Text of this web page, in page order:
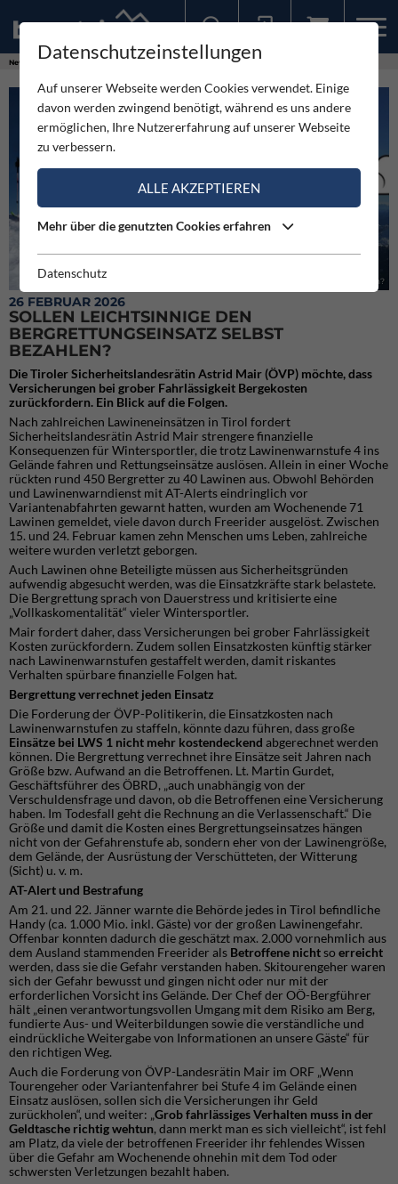
News Sollen Leichtsinnige den Bergrettungseinsatz selbst bezahlen?
Sollen Leichtsinnige den Bergrettungseinsatz selbst bezahlen?
26 FEBRUAR 2026
SOLLEN LEICHTSINNIGE DEN
BERGRETTUNGSEINSATZ SELBST
BEZAHLEN?
Die Tiroler Sicherheitslandesrätin Astrid Mair (ÖVP) möchte, dass
Versicherungen bei grober Fahrlässigkeit Bergekosten
zurückfordern. Ein Blick auf die Folgen.
Nach zahlreichen Lawineneinsätzen in Tirol fordert
Sicherheitslandesrätin Astrid Mair strengere finanzielle
Konsequenzen für Wintersportler, die trotz Lawinenwarnstufe 4 ins
Gelände fahren und Rettungseinsätze auslösen. Allein in einer Woche
rückten rund 450 Bergretter zu 40 Lawinen aus. Obwohl Behörden
und Lawinenwarndienst mit AT-Alerts eindringlich vor
Variantenabfahrten gewarnt hatten, wurden am Wochenende 71
Lawinen gemeldet, viele davon durch Freerider ausgelöst. Zwischen
15. und 24. Februar kamen zehn Menschen ums Leben, zahlreiche
weitere wurden verletzt geborgen.
Auch Lawinen ohne Beteiligte müssen aus Sicherheitsgründen
aufwendig abgesucht werden, was die Einsatzkräfte stark belastete.
Die Bergrettung sprach von Dauerstress und kritisierte eine
„Vollkaskomentalität“ vieler Wintersportler.
Mair fordert daher, dass Versicherungen bei grober Fahrlässigkeit
Kosten zurückfordern. Zudem sollen Einsatzkosten künftig stärker
nach Lawinenwarnstufen gestaffelt werden, damit riskantes
Verhalten spürbare finanzielle Folgen hat.
Bergrettung verrechnet jeden Einsatz
Die Forderung der ÖVP-Politikerin, die Einsatzkosten nach
Lawinenwarnstufen zu staffeln, könnte dazu führen, dass große
Einsätze bei LWS 1 nicht mehr kostendeckend abgerechnet werden
können. Die Bergrettung verrechnet ihre Einsätze seit Jahren nach
Größe bzw. Aufwand an die Betroffenen. Lt. Martin Gurdet,
Geschäftsführer des ÖBRD, „auch unabhängig von der
Verschuldensfrage und davon, ob die Betroffenen eine Versicherung
haben. Im Todesfall geht die Rechnung an die Verlassenschaft.“ Die
Größe und damit die Kosten eines Bergrettungseinsatzes hängen
nicht von der Gefahrenstufe ab, sondern eher von der Lawinengröße,
dem Gelände, der Ausrüstung der Verschütteten, der Witterung
(Sicht) u. v. m.
AT-Alert und Bestrafung
Am 21. und 22. Jänner warnte die Behörde jedes in Tirol befindliche
Handy (ca. 1.000 Mio. inkl. Gäste) vor der großen Lawinengefahr.
Offenbar konnten dadurch die geschätzt max. 2.000 vornehmlich aus
dem Ausland stammenden Freerider als Betroffene nichtso erreicht
werden, dass sie die Gefahr verstanden haben. Skitourengeher waren
sich der Gefahr bewusst und gingen nicht oder nur mit der
erforderlichen Vorsicht ins Gelände. Der Chef der OÖ-Bergführer
hält „einen verantwortungsvollen Umgang mit dem Risiko am Berg,
fundierte Aus- und Weiterbildungen sowie die verständliche und
eindrückliche Weitergabe von Informationen an unsere Gäste“ für
den richtigen Weg.
Auch die Forderung von ÖVP-Landesrätin Mair im ORF „Wenn
Tourengeher oder Variantenfahrer bei Stufe 4 im Gelände einen
Einsatz auslösen, sollen sich die Versicherungen ihr Geld
zurückholen“, und weiter: „Grob fahrlässiges Verhalten muss in der
Geldtasche richtig wehtun, dann merkt man es sich vielleicht“, ist fehl
am Platz, da viele der betroffenen Freerider ihr fehlendes Wissen
über die Gefahr am Wochenende ohnehin mit dem Tod oder
schwersten Verletzungen bezahlt haben.
Datenschutzeinstellungen
Auf unserer Webseite werden Cookies verwendet. Einige
davon werden zwingend benötigt, während es uns andere
ermöglichen, Ihre Nutzererfahrung auf unserer Webseite
zu verbessern.
ALLE AKZEPTIEREN
Mehr über die genutzten Cookies erfahren
Datenschutz